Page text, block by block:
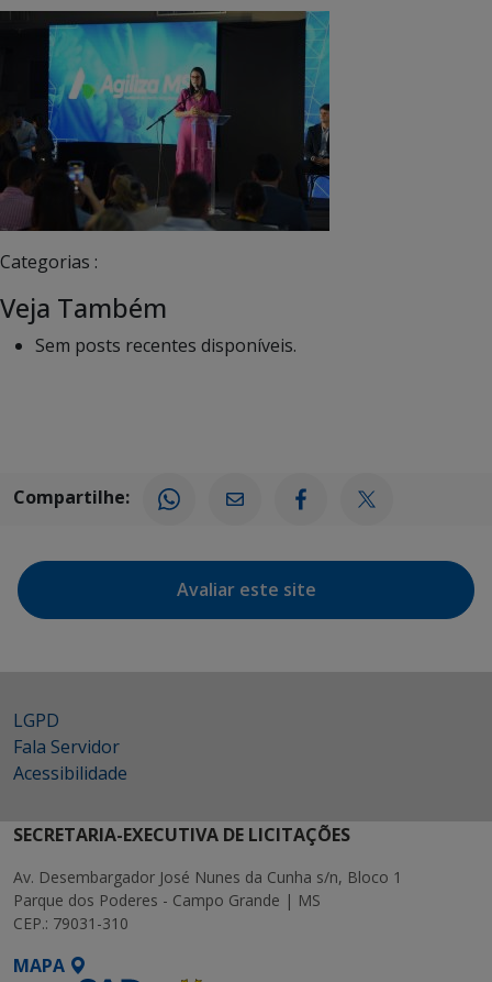
Categorias :
Veja Também
Sem posts recentes disponíveis.
Compartilhe:
Avaliar este site
LGPD
Fala Servidor
Acessibilidade
SECRETARIA-EXECUTIVA DE LICITAÇÕES
Av. Desembargador José Nunes da Cunha s/n, Bloco 1
Parque dos Poderes - Campo Grande | MS
CEP.: 79031-310
MAPA